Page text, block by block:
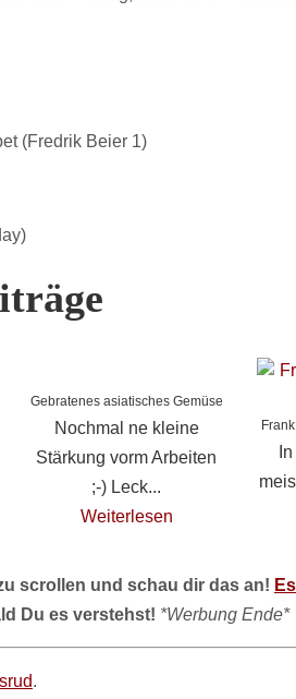
(Fredrik Beier 1)
Gebratenes asiatisches Gemüse
Nochmal ne kleine
Stärkung vorm Arbeiten
;-) Leck...
Weiterlesen
scrollen und schau dir das an!
Du es verstehst! *Werbung Ende*
.